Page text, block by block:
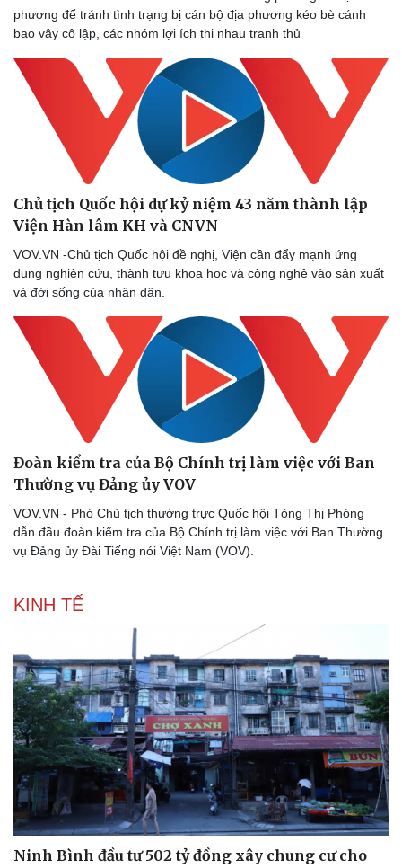
trạng bị cô lập
VOV.VN - Cần có cơ chế đối với Bí thư không phải người địa
phương để tránh tình trạng bị cán bộ địa phương kéo bè cánh
bao vây cô lập, các nhóm lợi ích thi nhau tranh thủ
Viện Hàn lâm KH và CNVN
VOV.VN -Chủ tịch Quốc hội đề nghị, Viện cần đẩy mạnh ứng
dụng nghiên cứu, thành tựu khoa học và công nghệ vào sản xuất
và đời sống của nhân dân.
Thường vụ Đảng ủy VOV
dẫn đầu đoàn kiểm tra của Bộ Chính trị làm việc với Ban Thường
vụ Đảng ủy Đài Tiếng nói Việt Nam (VOV).
KINH TẾ